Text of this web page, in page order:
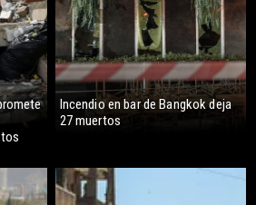
Incendio en bar de Bangkok deja
27 muertos